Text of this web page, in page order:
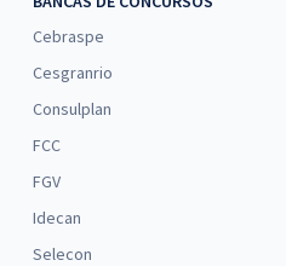
Cebraspe
Cesgranrio
Consulplan
FCC
FGV
Idecan
Selecon